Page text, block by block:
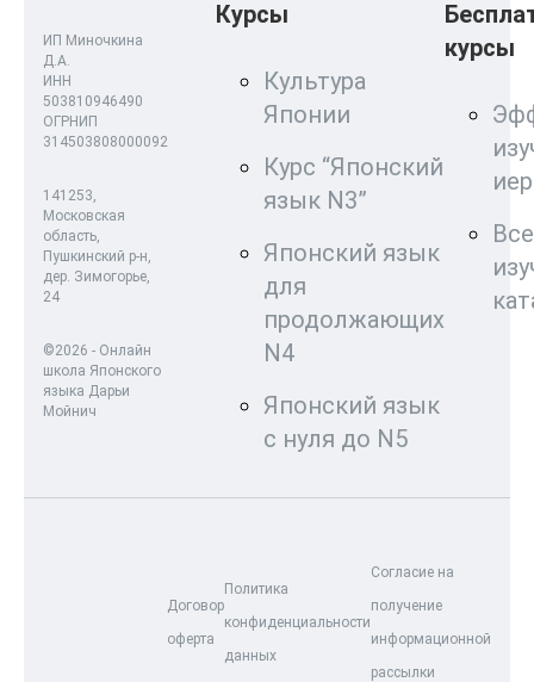
ИП Миночкина
Д.А.
ИНН
503810946490
ОГРНИП
314503808000092
141253,
Московская
область,
Пушкинский р-н,
дер. Зимогорье,
24
©2026 - Онлайн
школа Японского
языка Дарьи
Мойнич
Курсы
Культура
Японии
Курс “Японский
язык N3”
Японский язык
для
продолжающих
N4
Японский язык
с нуля до N5
курсы
Договор
оферта
Политика
конфиденциальности
данных
Согласие на
получение
информационной
рассылки